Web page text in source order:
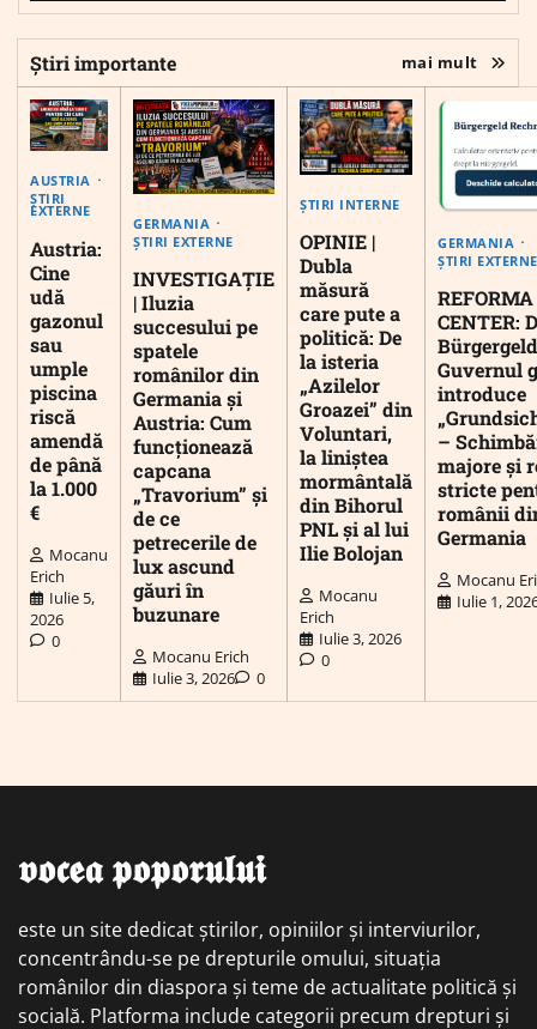
Știri importante mai mult
AUSTRIA
ȘTIRI
EXTERNE
Austria:
Cine
udă
gazonul
sau
umple
piscina
riscă
amendă
de până
la 1.000
€
Mocanu
Erich
Iulie 5,
2026
0
GERMANIA
ȘTIRI EXTERNE
INVESTIGAȚIE
| Iluzia
succesului pe
spatele
românilor din
Germania și
Austria: Cum
funcționează
capcana
„Travorium” și
de ce
petrecerile de
lux ascund
găuri în
buzunare
Mocanu Erich
Iulie 3, 2026
0
ȘTIRI INTERNE
OPINIE |
Dubla
măsură
care pute a
politică: De
la isteria
„Azilelor
Groazei” din
Voluntari,
la liniștea
mormântală
din Bihorul
PNL și al lui
Ilie Bolojan
Mocanu
Erich
Iulie 3, 2026
0
GERMANIA
ȘTIRI EXTERNE
CENTER:
Guvernul
introduce
–
majore și
stricte
românii
Germania
Mocanu
Iulie 1,
𝖛𝖔𝖈𝖊𝖆 𝖕𝖔𝖕𝖔𝖗𝖚𝖑𝖚𝖎
este un site dedicat știrilor, opiniilor și interviurilor,
concentrându-se pe drepturile omului, situația
românilor din diaspora și teme de actualitate politică și
socială. Platforma include categorii precum drepturi și